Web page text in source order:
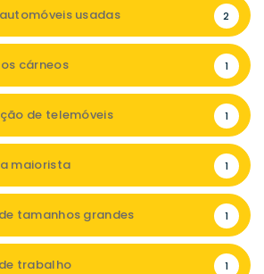
usadas 2
cárneos 1
de telemóveis 1
maiorista 1
tamanhos grandes 1
trabalho 1